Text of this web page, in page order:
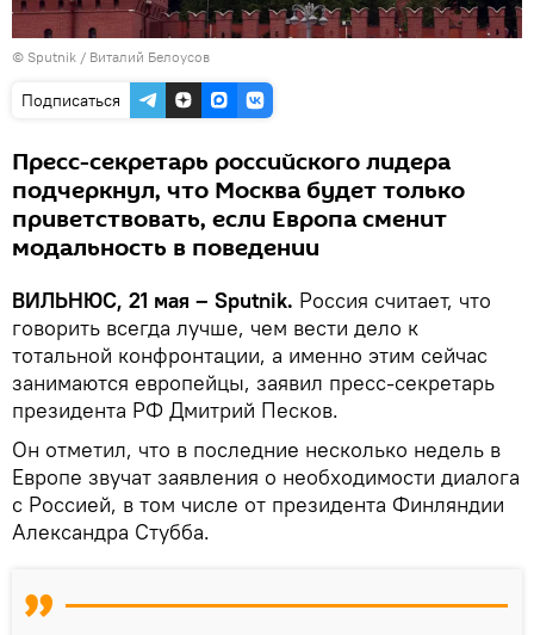
© Sputnik / Виталий Белоусов
Подписаться
Пресс-секретарь российского лидера
подчеркнул, что Москва будет только
приветствовать, если Европа сменит
модальность в поведении
ВИЛЬНЮС, 21 мая – Sputnik. Россия считает, что
говорить всегда лучше, чем вести дело к
тотальной конфронтации, а именно этим сейчас
занимаются европейцы, заявил пресс-секретарь
президента РФ Дмитрий Песков.
Он отметил, что в последние несколько недель в
Европе звучат заявления о необходимости диалога
с Россией, в том числе от президента Финляндии
Александра Стубба.